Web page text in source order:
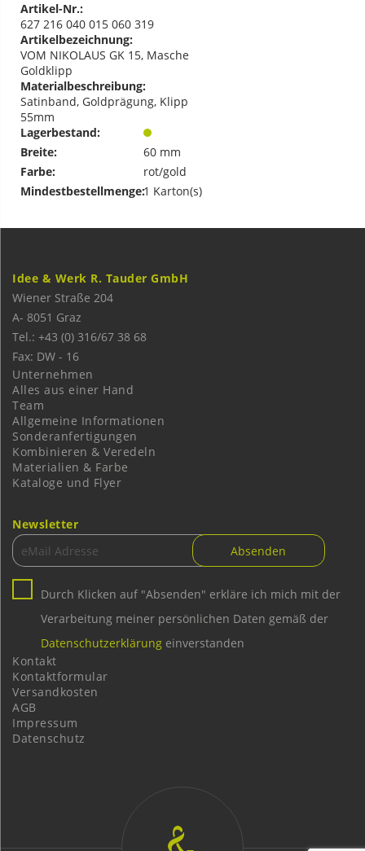
Artikel-Nr.:
627 216 040 015 060 319
Artikelbezeichnung:
VOM NIKOLAUS GK 15, Masche
Goldklipp
Materialbeschreibung:
Satinband, Goldprägung, Klipp
55mm
Lagerbestand:
Breite:
60 mm
Farbe:
rot/gold
Mindestbestellmenge:1 Karton(s)
Idee & Werk R. Tauder GmbH
Wiener Straße 204
A- 8051 Graz
Tel.: +43 (0) 316/67 38 68
Fax: DW - 16
Unternehmen
Alles aus einer Hand
Team
Allgemeine Informationen
Sonderanfertigungen
Kombinieren & Veredeln
Materialien & Farbe
Kataloge und Flyer
Newsletter
Durch Klicken auf "Absenden" erkläre ich mich mit der
Verarbeitung meiner persönlichen Daten gemäß der
Datenschutzerklärung einverstanden
Kontakt
Kontaktformular
Versandkosten
AGB
Impressum
Datenschutz